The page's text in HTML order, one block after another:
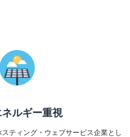
ルギー重視
ティング・ウェブサービス企業とし